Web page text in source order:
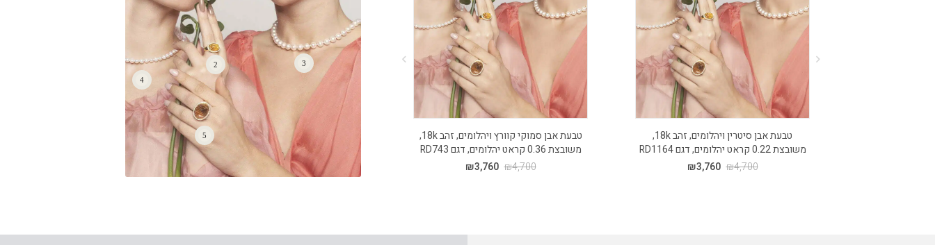
טבעת אבן סיטרין ויהלומים, זהב 18k,
משובצת 0.22 קראט יהלומים, דגם RD1164
₪4,700
₪3,760
טבעת אבן סמוקי קוורץ ויהלומים, זהב 18k,
משובצת 0.36 קראט יהלומים, דגם RD743
₪4,700
₪3,760
שרשרת פנינים קלאסית מים מתוקים בגודל
7-8 מ"מ עם סוגר זהב
₪ 4,700
₪ 3,760